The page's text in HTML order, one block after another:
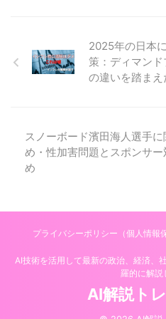
2025年の日本
策：ディマン
の違いを踏まえ
スノーボード濱田海人選手に
め・性加害問題とスポンサー
め
プライバシーポリシー（個人情報
AI技術を活用して最新の政治、経済、
羅的に解説
AI解説ト